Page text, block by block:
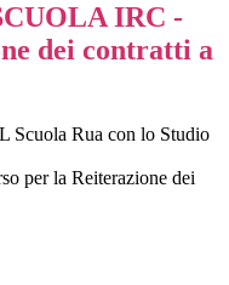
IRC -
dei contratti a
Scuola Rua con lo Studio
per la Reiterazione dei